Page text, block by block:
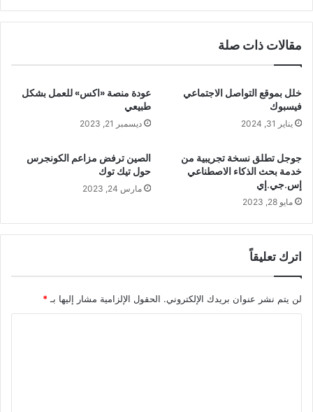
مقالات ذات صلة
خلل بموقع التواصل الاجتماعي
فيسبوك
يناير 31, 2024
عودة منصة «اكس» للعمل بشكل
طبيعي
ديسمبر 21, 2023
جوجل تطلق نسخة تجريبية من
خدمة بحث الذكاء الاصطناعي
إس.جي.إي
مايو 28, 2023
الصين ترفض مزاعم الكونجرس
حول تيك توك
مارس 24, 2023
اترك تعليقاً
لن يتم نشر عنوان بريدك الإلكتروني. الحقول الإلزامية مشار إليها بـ *